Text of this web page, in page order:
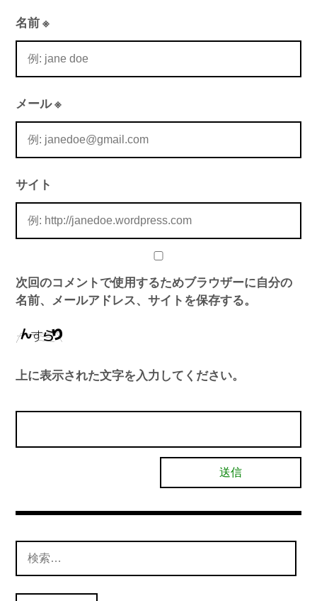
名前※
メール※
サイト
次回のコメントで使用するためブラウザーに自分の
名前、メールアドレス、サイトを保存する。
上に表示された文字を入力してください。
索: